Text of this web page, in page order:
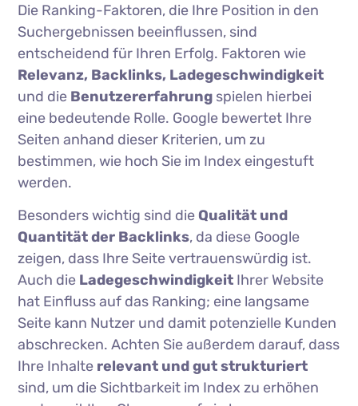
Die Ranking-Faktoren, die Ihre Position in den
Suchergebnissen beeinflussen, sind
entscheidend für Ihren Erfolg. Faktoren wie
Relevanz, Backlinks, Ladegeschwindigkeit
und die Benutzererfahrung spielen hierbei
eine bedeutende Rolle. Google bewertet Ihre
Seiten anhand dieser Kriterien, um zu
bestimmen, wie hoch Sie im Index eingestuft
werden.
Besonders wichtig sind dieQualität und
Quantität der Backlinks, da diese Google
zeigen, dass Ihre Seite vertrauenswürdig ist.
Auch die Ladegeschwindigkeit Ihrer Website
hat Einfluss auf das Ranking; eine langsame
Seite kann Nutzer und damit potenzielle Kunden
abschrecken. Achten Sie außerdem darauf, dass
Ihre Inhalte relevant und gut strukturiert
sind, um die Sichtbarkeit im Index zu erhöhen